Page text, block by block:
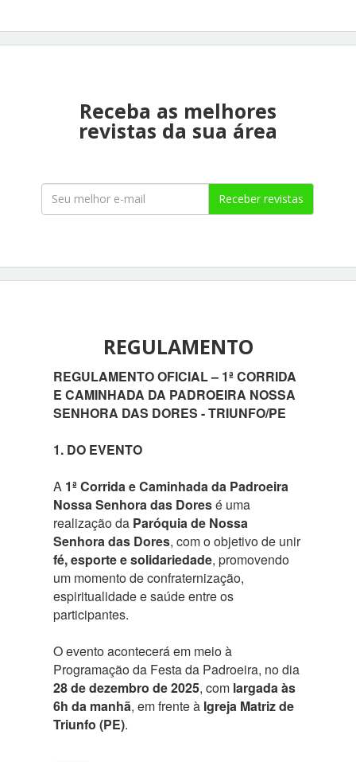
Receba as melhores
revistas da sua área
Receber revistas
REGULAMENTO
REGULAMENTO OFICIAL – 1ª CORRIDA
E CAMINHADA DA PADROEIRA NOSSA
SENHORA DAS DORES - TRIUNFO/PE
1. DO EVENTO
A 1ª Corrida e Caminhada da Padroeira
Nossa Senhora das Doresé uma
realização da Paróquia de Nossa
Senhora das Dores, com o objetivo de unir
fé, esporte e solidariedade, promovendo
um momento de confraternização,
espiritualidade e saúde entre os
participantes.
O evento acontecerá em meio à
Programação da Festa da Padroeira, no dia
28 de dezembro de 2025, com largada às
6h da manhã, em frente à Igreja Matriz de
Triunfo (PE).